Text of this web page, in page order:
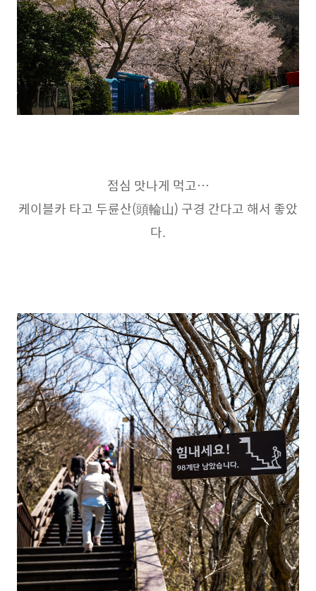
점심 맛나게 먹고…
케이블카 타고 두륜산(頭輪山) 구경 간다고 해서 좋았
다.